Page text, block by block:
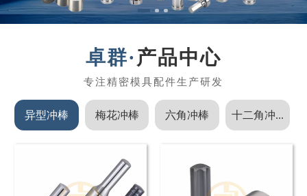
产品中心
异型冲棒 梅花冲棒 六角冲棒 十二角冲...